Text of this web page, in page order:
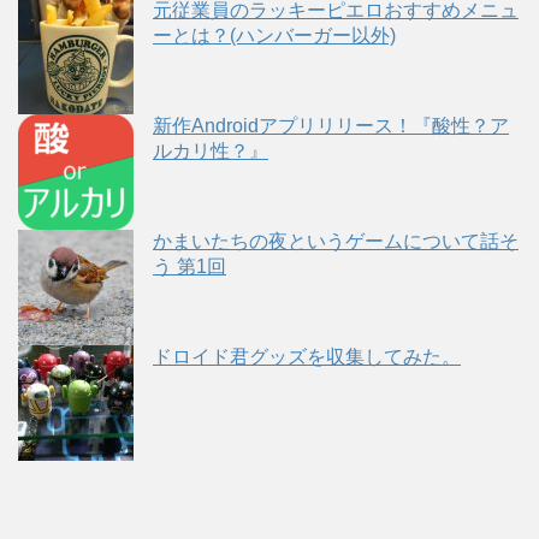
元従業員のラッキーピエロおすすめメニュ
ーとは？(ハンバーガー以外)
新作Androidアプリリリース！『酸性？ア
ルカリ性？』
かまいたちの夜というゲームについて話そ
う 第1回
ドロイド君グッズを収集してみた。